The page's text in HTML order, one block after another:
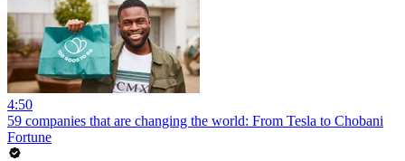
4:50
59 companies that are changing the world: From Tesla to Chobani
Fortune